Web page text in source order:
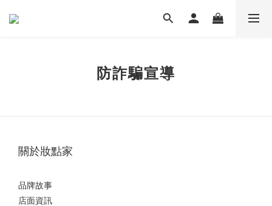
防詐騙宣導
關於妝點家
品牌故事
店面資訊